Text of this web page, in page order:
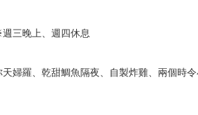
三晚上、週四休息
天婦羅、乾甜鯛魚隔夜、自製炸雞、兩個時